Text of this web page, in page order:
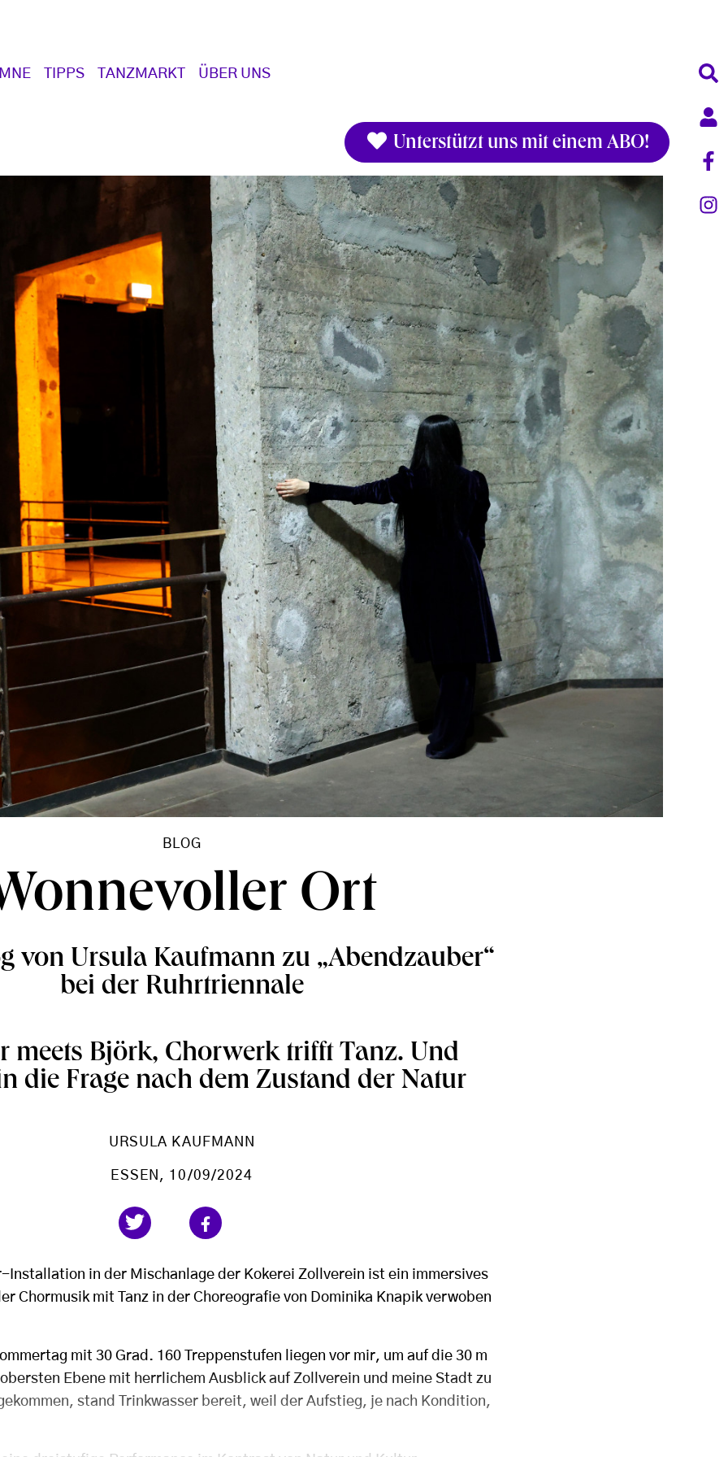
TIPPS TANZMARKT ÜBER UNS
Unterstützt uns mit einem ABO!
BLOG
Ort
von Ursula Kaufmann zu „Abendzauber“
bei der Ruhrtriennale
meets Björk, Chorwerk trifft Tanz. Und
die Frage nach dem Zustand der Natur
URSULA KAUFMANN
ESSEN , 10/09/2024
Installation in der Mischanlage der Kokerei Zollverein ist ein immersives
Chormusik mit Tanz in der Choreografie von Dominika Knapik verwoben
mit 30 Grad. 160 Treppenstufen liegen vor mir, um auf die 30 m
Ebene mit herrlichem Ausblick auf Zollverein und meine Stadt zu
stand Trinkwasser bereit, weil der Aufstieg, je nach Kondition,